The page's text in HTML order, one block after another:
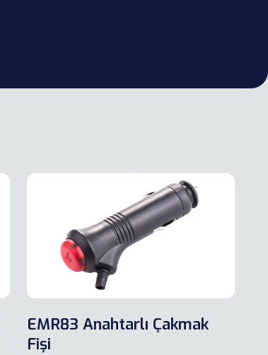
EMR83 Anahtarlı Çakmak
Fişi